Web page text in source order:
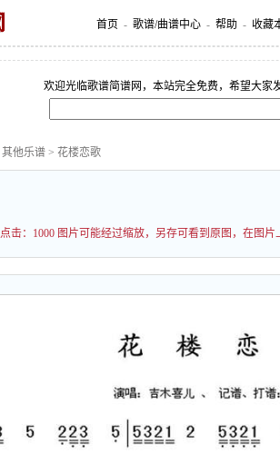
首页 - 歌谱/曲谱中心 - 帮助 - 收藏
欢迎光临歌谱简谱网，本站完全免费，希望大家
其他乐谱 > 花楼恋歌
点击： 1000 图片可能经过缩放，另存可看到原图，在图